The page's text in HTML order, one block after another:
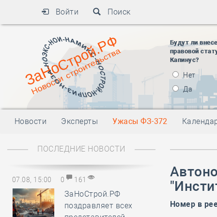
Войти Поиск
Будут ли
правовой
Капинус?
Нет
Да
Новости Эксперты Ужасы ФЗ-372
ПОСЛЕДНИЕ НОВОСТИ
07.08, 15:00 0 161
ЗаНоСтрой.РФ
поздравляет всех
Номер в